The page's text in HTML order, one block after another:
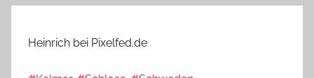
Heinrich bei Pixelfed.de